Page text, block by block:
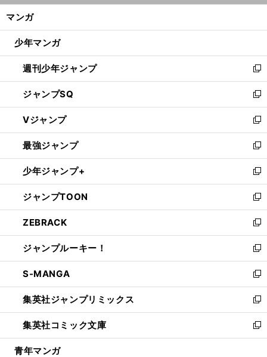
ン
ウ
開
く
マンガ
少年マンガ
週刊少年ジャンプ
新
し
い
ウ
ィ
ン
ド
ウ
で
開
く
ジャンプSQ
新
し
い
ウ
ィ
ン
ド
ウ
で
開
く
Vジャンプ
新
し
い
ウ
ィ
ン
ド
ウ
で
開
く
最強ジャンプ
新
し
い
ウ
ィ
ン
ド
ウ
で
開
く
少年ジャンプ+
新
し
い
ウ
ィ
ン
ド
ウ
で
開
く
ジャンプTOON
新
し
い
ウ
ィ
ン
ド
ウ
で
開
く
ZEBRACK
新
し
い
ウ
ィ
ン
ド
ウ
で
開
ジャンプルーキー！
新
し
い
ウ
ィ
ン
ド
ウ
S-MANGA
新
し
い
ウ
ィ
ン
集英社ジャンプリミックス
新
し
い
ウ
集英社コミック文庫
新
し
青年マンガ